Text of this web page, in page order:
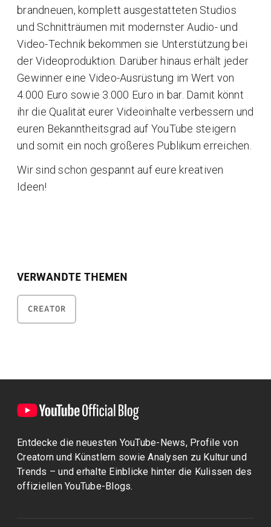
brandneuen, komplett ausgestatteten Studios
und Schnitträumen mit modernster Audio- und
Video-Technik bekommen sie Unterstützung bei
der Videoproduktion. Darüber hinaus erhält jeder
Gewinner eine Video-Ausrüstung im Wert von
4.000 Euro sowie 3.000 Euro in bar. Damit könnt
ihr die Qualität eurer Videoinhalte verbessern und
euren Bekanntheitsgrad auf YouTube steigern
und somit ein noch größeres Publikum erreichen.
Wir sind schon gespannt auf eure kreativen
Ideen!
VERWANDTE THEMEN
CREATOR
Entdecke die neuesten YouTube-News, Profile von
Creatorn und Künstlern sowie Analysen zu Kultur und
Trends – und erhalte Einblicke hinter die Kulissen des
offiziellen YouTube-Blogs.